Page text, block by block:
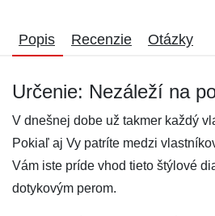
Popis Recenzie Otázky
Určenie: Nezáleží na
V dnešnej dobe už takmer každý
Pokiaľ aj Vy patríte medzi
Vám iste príde vhod tieto štýlové
dotykovým perom.